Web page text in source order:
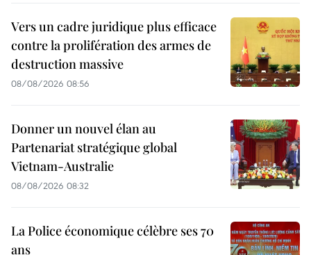
Vers un cadre juridique plus efficace
contre la prolifération des armes de
destruction massive
08/08/2026 08:56
Donner un nouvel élan au
Partenariat stratégique global
Vietnam-Australie
08/08/2026 08:32
La Police économique célèbre ses 70
ans